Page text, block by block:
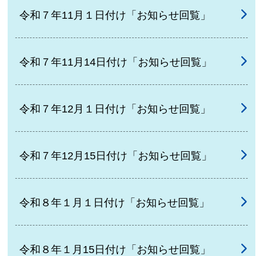
令和７年11月１日付け「お知らせ回覧」
令和７年11月14日付け「お知らせ回覧」
令和７年12月１日付け「お知らせ回覧」
令和７年12月15日付け「お知らせ回覧」
令和８年１月１日付け「お知らせ回覧」
令和８年１月15日付け「お知らせ回覧」